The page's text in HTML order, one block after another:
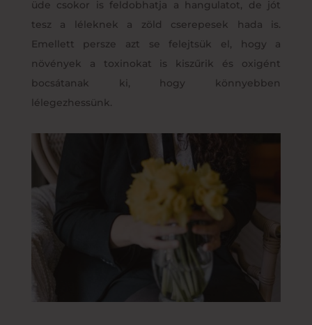
üde csokor is feldobhatja a hangulatot, de jót
tesz a léleknek a zöld cserepesek hada is.
Emellett persze azt se felejtsük el, hogy a
növények a toxinokat is kiszűrik és oxigént
bocsátanak ki, hogy könnyebben
lélegezhessünk.